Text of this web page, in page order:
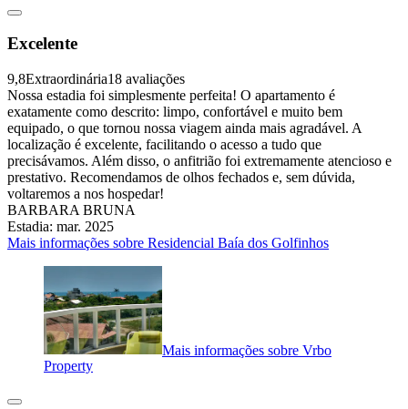
Excelente
9,8Extraordinária18 avaliações
Nossa estadia foi simplesmente perfeita! O apartamento é
exatamente como descrito: limpo, confortável e muito bem
equipado, o que tornou nossa viagem ainda mais agradável. A
localização é excelente, facilitando o acesso a tudo que
precisávamos. Além disso, o anfitrião foi extremamente atencioso e
prestativo. Recomendamos de olhos fechados e, sem dúvida,
voltaremos a nos hospedar!
BARBARA BRUNA
Estadia: mar. 2025
Mais informações sobre Residencial Baía dos Golfinhos
Mais informações sobre Vrbo
Property